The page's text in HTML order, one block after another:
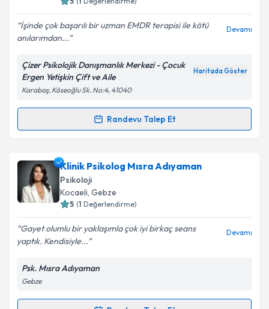
E-posta Adresiniz
Kişisel verilerimin işlenmesine ilişkin
Aydınlatma
Metni'ni okudum ve kişisel verilerimin belirtilen
( Değerlendirme)
İşinde çok başarılı bir uzman EMDR terapisi ile kötü
anılarımdan...
Çizer Psikolojik Danışmanlık Merkezi - Çocuk
Ergen Yetişkin Çift ve Aile
Karabaş, Köseoğlu Sk. No:4, 41040
Randevu Talep Et
Randevu Takvimi Talebi
Uzm. Psk. Tülin Çizer için randevu takvimi talebi
oluşturun. Size bu uzmandan randevu almanız için bir
takvim hazırlandığında e-posta ile bilgilendireceğiz.
E-posta Adresiniz
kapsamda işlenmesini kabul ediyorum.
Klinik Psikolog Mısra Adıyaman
Psikoloji
Kocaeli, Gebze
( Değerlendirme)
Gayet olumlu bir yaklaşımla çok iyi birkaç seans
yaptık. Kendisiyle...
Psk. Mısra Adıyaman